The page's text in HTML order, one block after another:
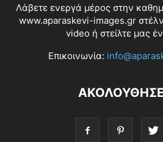
Λάβετε ενεργά μέρος στην
www.aparaskevi-images.gr
video ή στείλτε μας
Επικοινωνία: